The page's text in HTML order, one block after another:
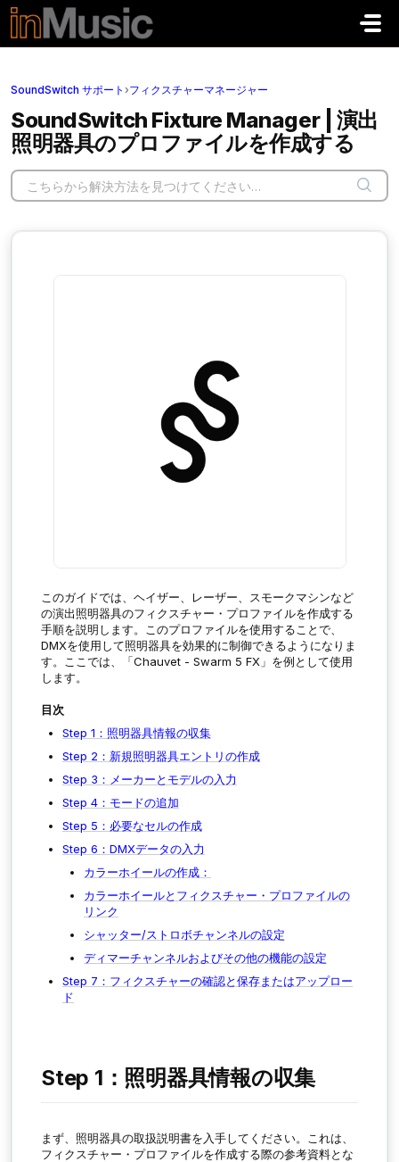
メインコンテンツに移動
SoundSwitch サポート ›フィクスチャーマネージャー
SoundSwitch Fixture Manager | 演出
照明器具のプロファイルを作成する
このガイドでは、ヘイザー、レーザー、スモークマシンなど
の演出照明器具のフィクスチャー・プロファイルを作成する
手順を説明します。このプロファイルを使用することで、
DMXを使用して照明器具を効果的に制御できるようになりま
す。ここでは、「Chauvet - Swarm 5 FX」を例として使用
します。
目次
Step 1：照明器具情報の収集
Step 2：新規照明器具エントリの作成
Step 3：メーカーとモデルの入力
Step 4：モードの追加
Step 5：必要なセルの作成
Step 6：DMXデータの入力
カラーホイールの作成：
カラーホイールとフィクスチャー・プロファイルの
リンク
シャッター/ストロボチャンネルの設定
ディマーチャンネルおよびその他の機能の設定
Step 7：フィクスチャーの確認と保存またはアップロー
ド
Step 1：照明器具情報の収集
まず、照明器具の取扱説明書を入手してください。これは、
フィクスチャー・プロファイルを作成する際の参考資料とな